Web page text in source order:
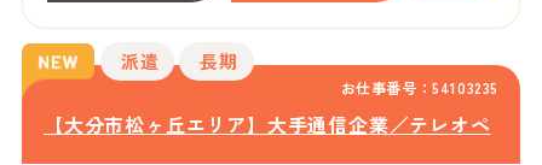
お仕事番号：54103235
派遣 長期
【大分市松ヶ丘エリア】大手通信企業／テレオペ